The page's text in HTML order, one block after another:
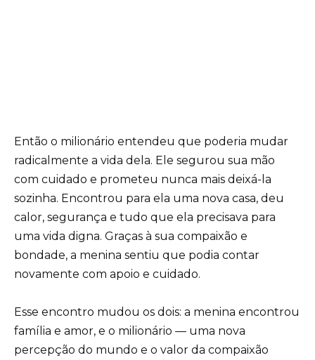
Então o milionário entendeu que poderia mudar
radicalmente a vida dela. Ele segurou sua mão
com cuidado e prometeu nunca mais deixá-la
sozinha. Encontrou para ela uma nova casa, deu
calor, segurança e tudo que ela precisava para
uma vida digna. Graças à sua compaixão e
bondade, a menina sentiu que podia contar
novamente com apoio e cuidado.
Esse encontro mudou os dois: a menina encontrou
família e amor, e o milionário — uma nova
percepção do mundo e o valor da compaixão